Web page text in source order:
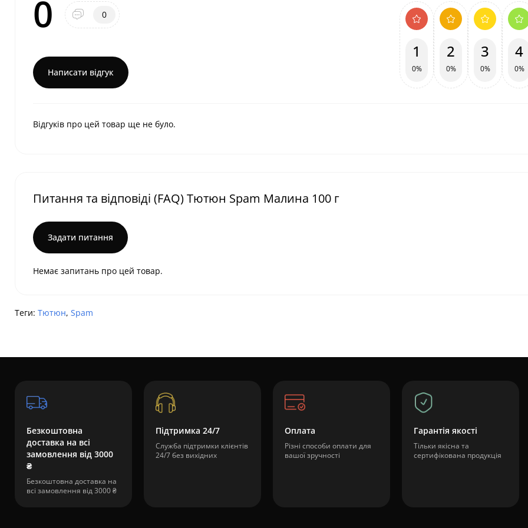
0 0
Написати відгук
1
0%
2
0%
3
0%
4
0%
Відгуків про цей товар ще не було.
Питання та відповіді (FAQ) Тютюн Spam Малина 100 г
Задати питання
Немає запитань про цей товар.
Теги: Тютюн, Spam
Безкоштовна
доставка на всі
замовлення від 3000
₴
Безкоштовна доставка на
всі замовлення від 3000 ₴
Підтримка 24/7
Служба підтримки клієнтів
24/7 без вихідних
Оплата
Різні способи оплати для
вашої зручності
Гарантія якості
Тільки якісна та
сертифікована продукція